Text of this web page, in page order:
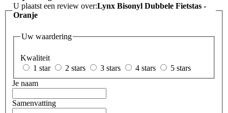
U plaatst een review over:Lynx Bisonyl Dubbele Fietstas -
Oranje
Uw waardering
Kwaliteit
1 star
2 stars 3 stars 4 stars
5 stars
Je naam
Samenvatting